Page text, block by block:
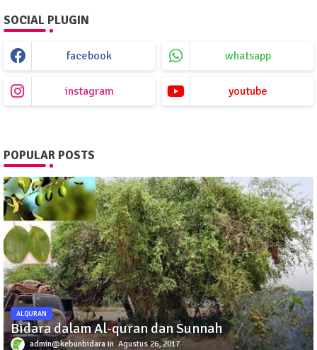
SOCIAL PLUGIN
facebook whatsapp
instagram youtube
POPULAR POSTS
ALQURAN
Bidara dalam Al-quran dan Sunnah
admin@kebunbidara Agustus 26, 2017